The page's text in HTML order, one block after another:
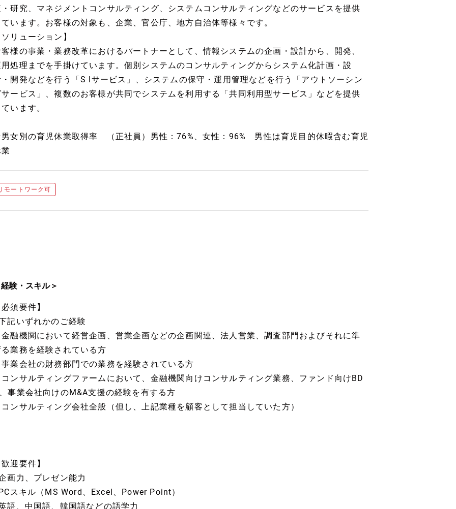
研究、マネジメントコンサルティング、システムコンサルティングなどのサービスを提供
います。お客様の対象も、企業、官公庁、地方自治体等様々です。
リューション】
様の事業・業務改革におけるパートナーとして、情報システムの企画・設計から、開発、
処理までを手掛けています。個別システムのコンサルティングからシステム化計画・設
開発などを行う「S Iサービス」、システムの保守・運用管理などを行う「アウトソーシン
ービス」、複数のお客様が共同でシステムを利用する「共同利用型サービス」などを提供
います。
女別の育児休業取得率 （正社員）男性：76%、女性：96% 男性は育児目的休暇含む育児
モートワーク可
験・スキル＞
須要件】
記いずれかのご経験
融機関において経営企画、営業企画などの企画関連、法人営業、調査部門およびそれに準
業務を経験されている方
業会社の財務部門での業務を経験されている方
ンサルティングファームにおいて、金融機関向けコンサルティング業務、ファンド向けBD
事業会社向けのM&A支援の経験を有する方
ンサルティング会社全般（但し、上記業種を顧客として担当していた方）
迎要件】
画力、プレゼン能力
スキル（MS Word、Excel、Power Point）
語、中国語、韓国語などの語学力